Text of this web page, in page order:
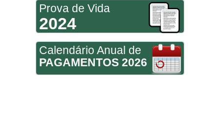
Prova de Vida
2024
Calendário Anual de
PAGAMENTOS 2026